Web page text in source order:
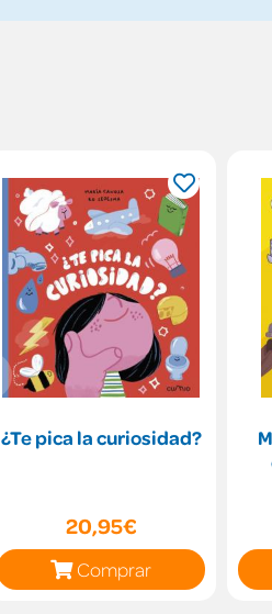
¿Te pica la curiosidad?
20,95€
Comprar